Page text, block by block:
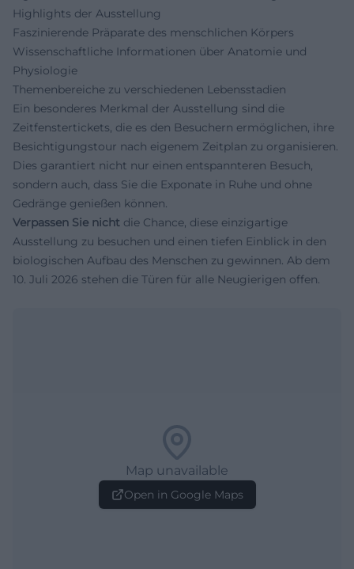
Highlights der Ausstellung
Faszinierende Präparate des menschlichen Körpers
Wissenschaftliche Informationen über Anatomie und
Physiologie
Themenbereiche zu verschiedenen Lebensstadien
Ein besonderes Merkmal der Ausstellung sind die
Zeitfenstertickets, die es den Besuchern ermöglichen, ihre
Besichtigungstour nach eigenem Zeitplan zu organisieren.
Dies garantiert nicht nur einen entspannteren Besuch,
sondern auch, dass Sie die Exponate in Ruhe und ohne
Gedränge genießen können.
Verpassen Sie nicht die Chance, diese einzigartige
Ausstellung zu besuchen und einen tiefen Einblick in den
biologischen Aufbau des Menschen zu gewinnen. Ab dem
10. Juli 2026 stehen die Türen für alle Neugierigen offen.
Map unavailable
Open in Google Maps